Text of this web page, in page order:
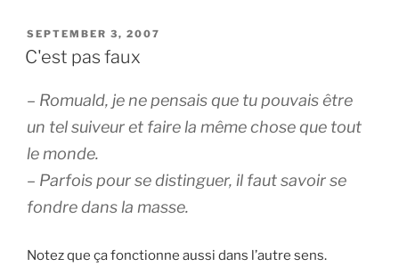
POSTED
ON
SEPTEMBER 3, 2007
C'est pas faux
– Romuald, je ne pensais que tu pouvais être
un tel suiveur et faire la même chose que tout
le monde.
– Parfois pour se distinguer, il faut savoir se
fondre dans la masse.
Notez que ça fonctionne aussi dans l’autre sens.